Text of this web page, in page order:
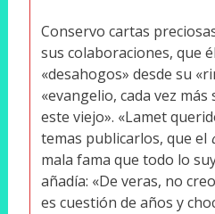
Conservo cartas
sus colaboraciones, que
«desahogos» desde su
«evangelio, cada vez
este viejo». «Lamet
temas publicarlos, que el
mala fama que todo lo
añadía: «De veras, no
es cuestión de años y